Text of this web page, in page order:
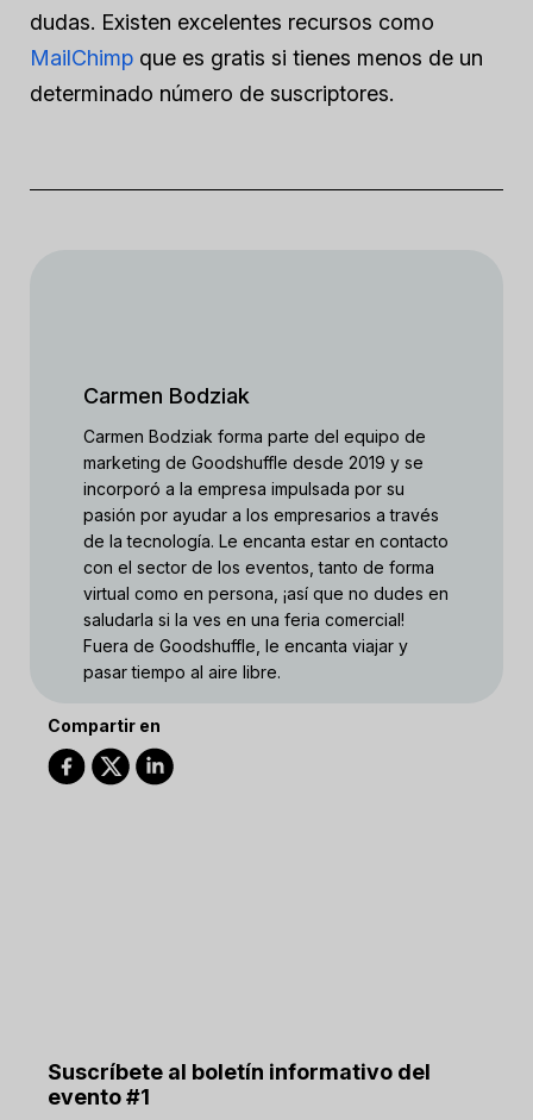
dudas. Existen excelentes recursos como
MailChimp que es gratis si tienes menos de un
determinado número de suscriptores.
Carmen Bodziak
Carmen Bodziak forma parte del equipo de
marketing de Goodshuffle desde 2019 y se
incorporó a la empresa impulsada por su
pasión por ayudar a los empresarios a través
de la tecnología. Le encanta estar en contacto
con el sector de los eventos, tanto de forma
virtual como en persona, ¡así que no dudes en
saludarla si la ves en una feria comercial!
Fuera de Goodshuffle, le encanta viajar y
pasar tiempo al aire libre.
Compartir en
Suscríbete al boletín informativo del
evento #1